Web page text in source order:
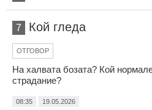
7 Кой гледа
ОТГОВОР
На халвата бозата? Кой
страдание?
08:35 19.05.2026